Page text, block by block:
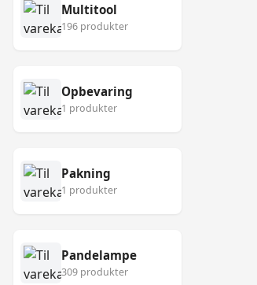
Multitool
196 produkter
Opbevaring
1 produkter
Pakning
1 produkter
Pandelampe
309 produkter